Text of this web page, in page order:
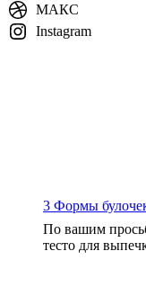
МАКС
Instagram
3 Формы
По вашим
тесто для